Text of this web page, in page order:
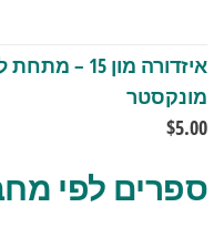
איזדורה מון
מונקסטר
$5.00
ספרים לפי